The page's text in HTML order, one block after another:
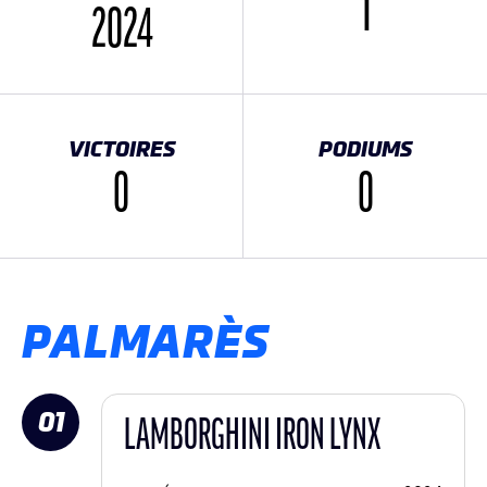
2024 1
VICTOIRES
0
PODIUMS
0
PALMARÈS
01 LAMBORGHINI IRON LYNX